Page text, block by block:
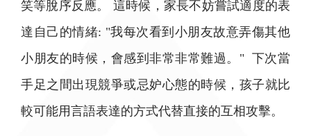
笑等脫序反應。 這時候，家長不妨嘗試適度的表
達自己的情緒: "我每次看到小朋友故意弄傷其他
小朋友的時候，會感到非常非常難過。" 下次當
手足之間出現競爭或忌妒心態的時候，孩子就比
較可能用言語表達的方式代替直接的互相攻擊。